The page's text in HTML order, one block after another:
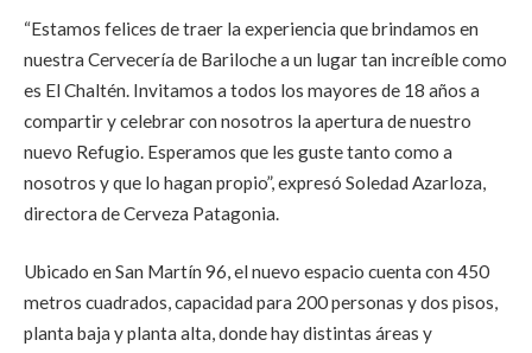
“Estamos felices de traer la experiencia que brindamos en
nuestra Cervecería de Bariloche a un lugar tan increíble como
es El Chaltén. Invitamos a todos los mayores de 18 años a
compartir y celebrar con nosotros la apertura de nuestro
nuevo Refugio. Esperamos que les guste tanto como a
nosotros y que lo hagan propio”, expresó Soledad Azarloza,
directora de Cerveza Patagonia.
Ubicado en San Martín 96, el nuevo espacio cuenta con 450
metros cuadrados, capacidad para 200 personas y dos pisos,
planta baja y planta alta, donde hay distintas áreas y